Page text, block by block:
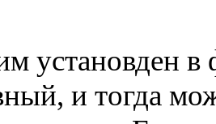
установден в
и тогда